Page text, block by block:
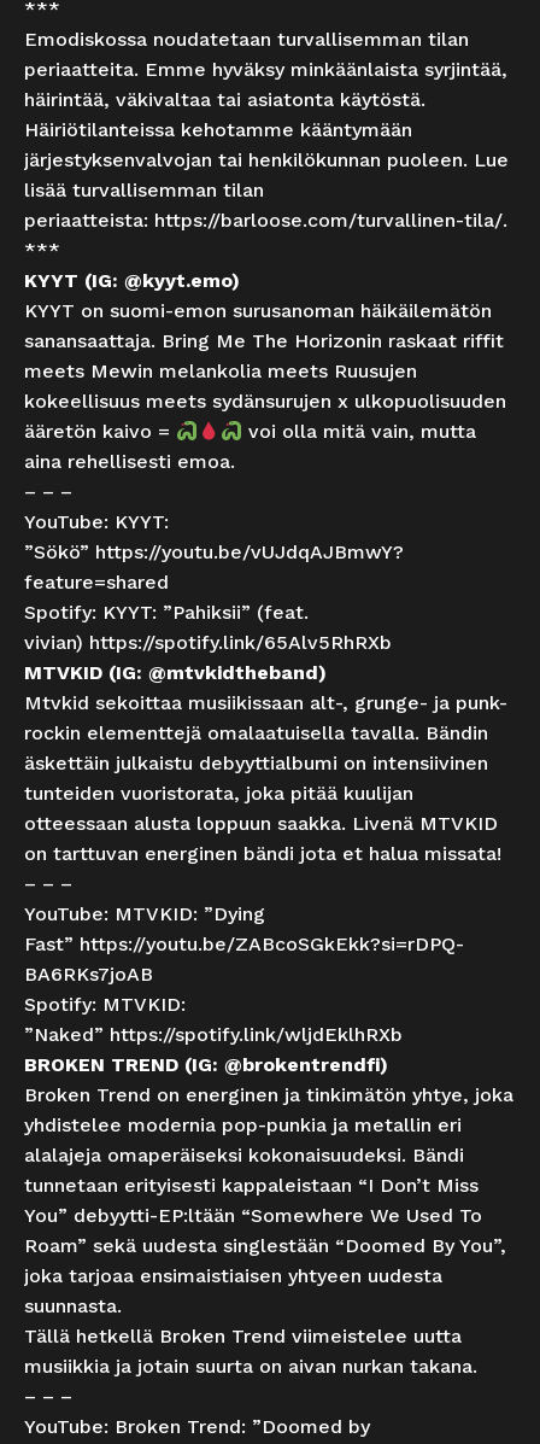
***
Emodiskossa noudatetaan turvallisemman tilan
periaatteita. Emme hyväksy minkäänlaista syrjintää,
häirintää, väkivaltaa tai asiatonta käytöstä.
Häiriötilanteissa kehotamme kääntymään
järjestyksenvalvojan tai henkilökunnan puoleen. Lue
lisää turvallisemman tilan
periaatteista: https://barloose.com/turvallinen-tila/.
***
KYYT (IG: @kyyt.emo)
KYYT on suomi-emon surusanoman häikäilemätön
sanansaattaja. Bring Me The Horizonin raskaat riffit
meets Mewin melankolia meets Ruusujen
kokeellisuus meets sydänsurujen x ulkopuolisuuden
ääretön kaivo =
voi olla mitä vain, mutta
aina rehellisesti emoa.
– – –
YouTube: KYYT:
”Sökö” https://youtu.be/vUJdqAJBmwY?
feature=shared
Spotify: KYYT: ”Pahiksii” (feat.
vivian) https://spotify.link/65Alv5RhRXb
MTVKID (IG: @mtvkidtheband)
Mtvkid sekoittaa musiikissaan alt-, grunge- ja punk-
rockin elementtejä omalaatuisella tavalla. Bändin
äskettäin julkaistu debyyttialbumi on intensiivinen
tunteiden vuoristorata, joka pitää kuulijan
otteessaan alusta loppuun saakka. Livenä MTVKID
on tarttuvan energinen bändi jota et halua missata!
– – –
YouTube: MTVKID: ”Dying
Fast” https://youtu.be/ZABcoSGkEkk?si=rDPQ-
BA6RKs7joAB
Spotify: MTVKID:
”Naked” https://spotify.link/wljdEklhRXb
BROKEN TREND (IG: @brokentrendfi)
Broken Trend on energinen ja tinkimätön yhtye, joka
yhdistelee modernia pop-punkia ja metallin eri
alalajeja omaperäiseksi kokonaisuudeksi. Bändi
tunnetaan erityisesti kappaleistaan “I Don’t Miss
You” debyytti-EP:ltään “Somewhere We Used To
Roam” sekä uudesta singlestään “Doomed By You”,
joka tarjoaa ensimaistiaisen yhtyeen uudesta
suunnasta.
Tällä hetkellä Broken Trend viimeistelee uutta
musiikkia ja jotain suurta on aivan nurkan takana.
– – –
YouTube: Broken Trend: ”Doomed by